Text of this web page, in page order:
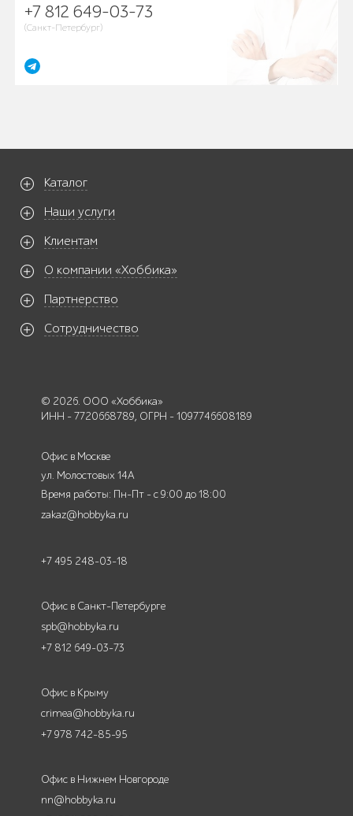
+7 812 649-03-73
(Санкт-Петербург)
Каталог
Наши услуги
Клиентам
О компании «Хоббика»
Партнерство
Сотрудничество
© 2026. ООО «Хоббика»
ИНН - 7720668789, ОГРН - 1097746608189
Офис в Москве
ул. Молостовых 14А
Время работы: Пн-Пт - с 9:00 до 18:00
zakaz@hobbyka.ru
+7 495 248-03-18
Офис в Санкт-Петербурге
spb@hobbyka.ru
+7 812 649-03-73
Офис в Крыму
crimea@hobbyka.ru
+7 978 742-85-95
Офис в Нижнем Новгороде
nn@hobbyka.ru